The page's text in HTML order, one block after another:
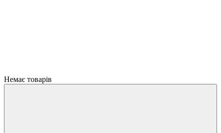
Немає товарів